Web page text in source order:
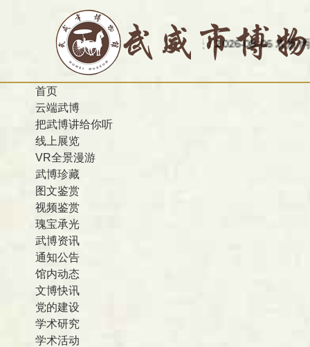
今天是：2026-08-06 农历 丙午 星期四
首页
云端武博
把武博讲给你听
线上展览
VR全景漫游
武博珍藏
图文鉴赏
视频鉴赏
瑰宝承光
武博资讯
通知公告
馆内动态
文博快讯
党的建设
学术研究
学术活动